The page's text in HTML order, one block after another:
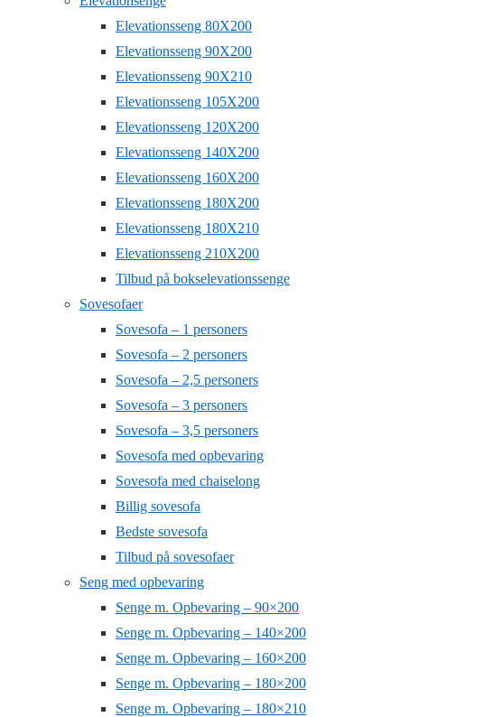
Elevationsseng 80X200
Elevationsseng 90X200
Elevationsseng 90X210
Elevationsseng 105X200
Elevationsseng 120X200
Elevationsseng 140X200
Elevationsseng 160X200
Elevationsseng 180X200
Elevationsseng 180X210
Elevationsseng 210X200
Tilbud på bokselevationssenge
Sovesofaer
Sovesofa – 1 personers
Sovesofa – 2 personers
Sovesofa – 2,5 personers
Sovesofa – 3 personers
Sovesofa – 3,5 personers
Sovesofa med opbevaring
Sovesofa med chaiselong
Billig sovesofa
Bedste sovesofa
Tilbud på sovesofaer
Seng med opbevaring
Senge m. Opbevaring – 90×200
Senge m. Opbevaring – 140×200
Senge m. Opbevaring – 160×200
Senge m. Opbevaring – 180×200
Senge m. Opbevaring – 180×210